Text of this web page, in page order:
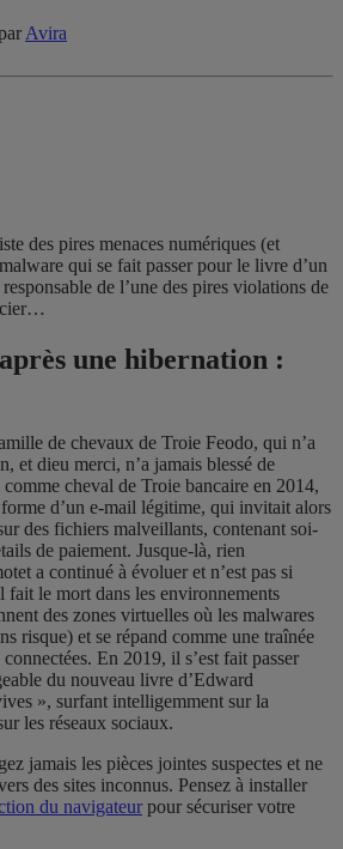
Avira
des pires menaces numériques (et
qui se fait passer pour le livre d’un
de l’une des pires violations de
une hibernation :
de chevaux de Troie Feodo, qui n’a
et dieu merci, n’a jamais blessé de
cheval de Troie bancaire en 2014,
d’un e-mail légitime, qui invitait alors
des fichiers malveillants, contenant soi-
de paiement. Jusque-là, rien
a continué à évoluer et n’est pas si
fait le mort dans les environnements
des zones virtuelles où les malwares
risque) et se répand comme une traînée
En 2019, il s’est fait passer
du nouveau livre d’Edward
», surfant intelligemment sur la
les réseaux sociaux.
jamais les pièces jointes suspectes et ne
des sites inconnus. Pensez à installer
du navigateur pour sécuriser votre